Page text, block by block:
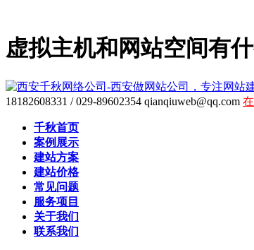
虚拟主机和网站空间有
18182608331 / 029-89602354 qianqiuweb@qq.com
千秋首页
案例展示
建站方案
建站价格
常见问题
服务项目
关于我们
联系我们